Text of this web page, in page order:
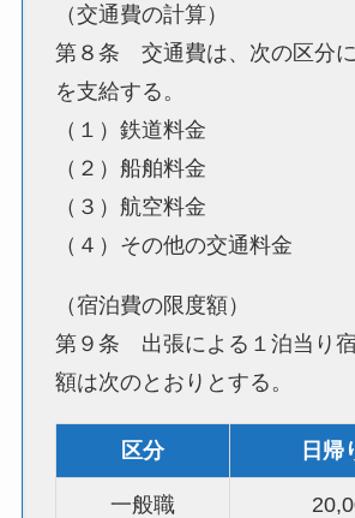
（交通費の計算）
第８条 交通費は、次の区分
を支給する。
（１）鉄道料金
（２）船舶料金
（３）航空料金
（４）その他の交通料金
（宿泊費の限度額）
第９条 出張による１泊当り
額は次のとおりとする。
区分 日帰
一般職